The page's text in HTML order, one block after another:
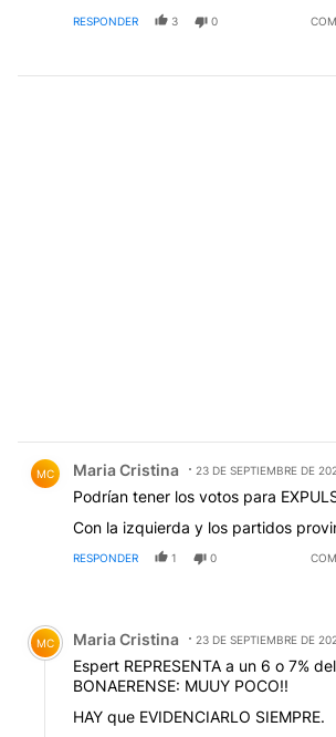
RESPONDER 3 0
MC Maria Cristina 23 DE SEPTIEMBRE DE
Podrían tener los votos para
Con la izquierda y los partidos
RESPONDER 1 0
Comentario de Maria Cristina.
MC Maria Cristina 23 DE SEPTIEMBRE DE
Espert REPRESENTA a un 6 o 7%
BONAERENSE: MUUY POCO!!
HAY que EVIDENCIARLO SIEMPRE.